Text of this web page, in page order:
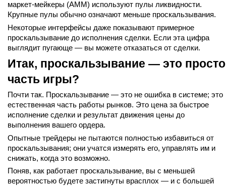
маркет-мейкеры (AMM) используют пулы ликвидности.
Крупные пулы обычно означают меньше проскальзывания.
Некоторые интерфейсы даже показывают примерное
проскальзывание до исполнения сделки. Если эта цифра
выглядит пугающе — вы можете отказаться от сделки.
Итак, проскальзывание — это просто
часть игры?
Почти так. Проскальзывание — это не ошибка в системе; это
естественная часть работы рынков. Это цена за быстрое
исполнение сделки и результат движения цены до
выполнения вашего ордера.
Опытные трейдеры не пытаются полностью избавиться от
проскальзывания; они учатся измерять его, управлять им и
снижать, когда это возможно.
Поняв, как работает проскальзывание, вы с меньшей
вероятностью будете застигнуты врасплох — и с большей